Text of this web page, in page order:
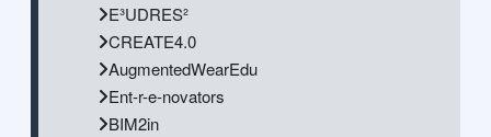
E³UDRES²
CREATE4.0
AugmentedWearEdu
Ent-r-e-novators
BIM2in